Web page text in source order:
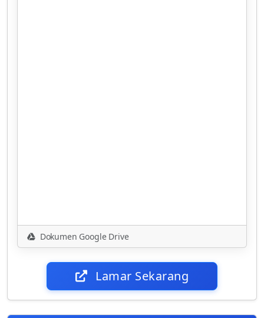
Dokumen Google Drive
Lamar Sekarang